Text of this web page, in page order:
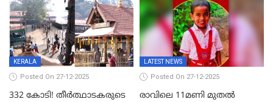
ആവശ്യപ്പെട്ടതിനെച്ചൊല്ലി
KERALA
Posted On 27-12-2025
332 കോടി! തീർത്ഥാടകരുടെ
LATEST NEWS
Posted On 27-12-2025
രാവിലെ 11മണി മുതൽ